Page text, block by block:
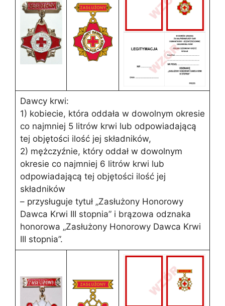
Dawcy krwi:
1) kobiecie, która oddała w dowolnym okresie
co najmniej 5 litrów krwi lub odpowiadającą
tej objętości ilość jej składników,
2) mężczyźnie, który oddał w dowolnym
okresie co najmniej 6 litrów krwi lub
odpowiadającą tej objętości ilość jej
składników
– przysługuje tytuł „Zasłużony Honorowy
Dawca Krwi III stopnia” i brązowa odznaka
honorowa „Zasłużony Honorowy Dawca Krwi
III stopnia”.